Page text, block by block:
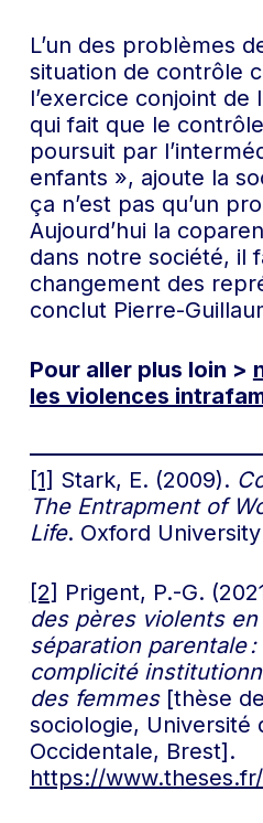
L’un des problèmes
situation de contrôle
l’exercice conjoint de
qui fait que le
poursuit par
enfants », ajoute la
ça n’est pas qu’un
Aujourd’hui la
dans notre société, il
changement des
conclut Pierre-
Pour aller plus loin >
les violences
[1] Stark, E. (2009).
The Entrapment of
Life. Oxford
[2] Prigent, P.-G.
des pères violents
séparation parentale
complicité
des femmes[thèse
sociologie, Université
Occidentale, Brest].
https://